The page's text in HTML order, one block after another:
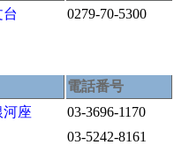
0279-70-5300
電話番号
河座
03-3696-1170
03-5242-8161